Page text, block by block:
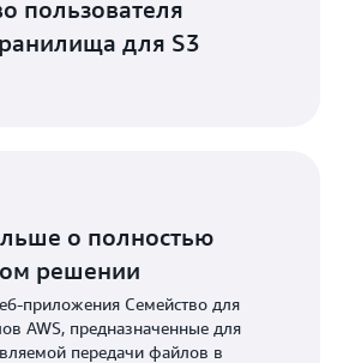
пользователя
для S3
о полностью
решении
приложения Семейство для
AWS, предназначенные для
передачи файлов в